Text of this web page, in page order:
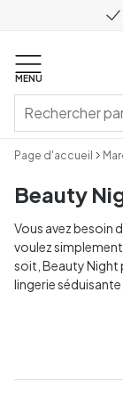
MENU
Page d'accueil
Beauty
Vous avez besoin
voulez simplement
soit, Beauty Night
lingerie